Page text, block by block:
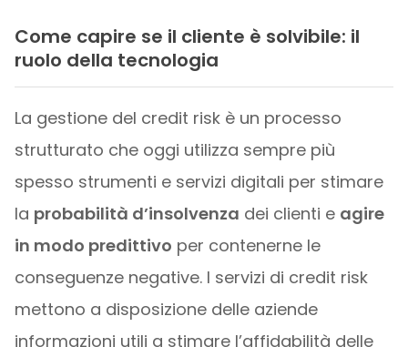
Come capire se il cliente è solvibile: il
ruolo della tecnologia
La gestione del credit risk è un processo
strutturato che oggi utilizza sempre più
spesso strumenti e servizi digitali per stimare
la probabilità d’insolvenza dei clienti e agire
in modo predittivo per contenerne le
conseguenze negative. I servizi di credit risk
mettono a disposizione delle aziende
informazioni utili a stimare l’affidabilità delle